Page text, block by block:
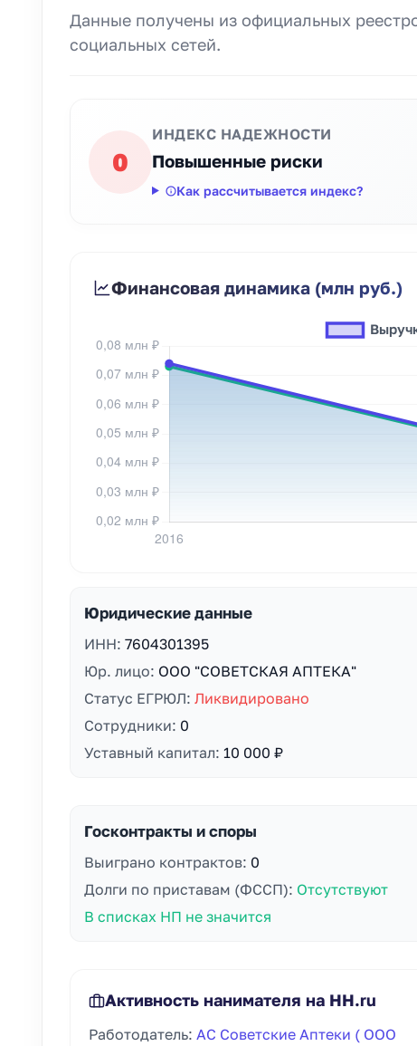
Данные получены из официальных
социальных сетей.
0
ИНДЕКС НАДЕЖНОСТИ
Повышенные риски
Как рассчитывается индекс?
Финансовая динамика (млн руб.)
Юридические данные
ИНН: 7604301395
Юр. лицо: ООО "СОВЕТСКАЯ АПТЕКА"
Статус ЕГРЮЛ: Ликвидировано
Сотрудники: 0
Уставный капитал: 10 000 ₽
Госконтракты и споры
Выиграно контрактов: 0
Долги по приставам (ФССП): Отсутствуют
В списках НП не значится
Активность нанимателя на HH.ru
Работодатель: АС Советские Аптеки ( ООО